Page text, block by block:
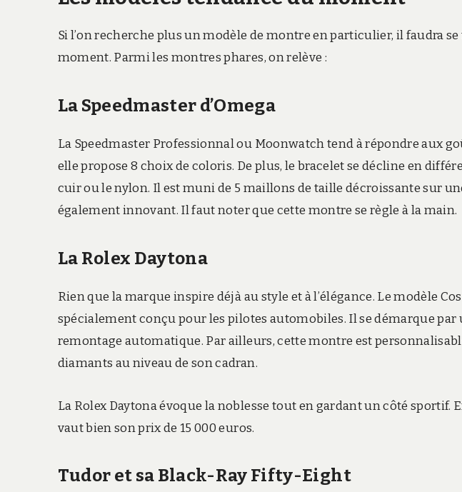
Si l’on recherche plus un modèle de montre en particulier, il faudra
moment. Parmi les montres phares, on relève :
La Speedmaster d’Omega
La Speedmaster Professionnal ou Moonwatch tend à répondre aux
elle propose 8 choix de coloris. De plus, le bracelet se décline en
cuir ou le nylon. Il est muni de 5 maillons de taille décroissante sur
également innovant. Il faut noter que cette montre se règle à la main.
La Rolex Daytona
Rien que la marque inspire déjà au style et à l’élégance. Le modèle
spécialement conçu pour les pilotes automobiles. Il se démarque
remontage automatique. Par ailleurs, cette montre est
diamants au niveau de son cadran.
La Rolex Daytona évoque la noblesse tout en gardant un côté sportif.
vaut bien son prix de 15 000 euros.
Tudor et sa Black-Ray Fifty-Eight